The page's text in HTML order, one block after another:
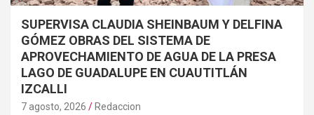
SUPERVISA CLAUDIA SHEINBAUM Y DELFINA
GÓMEZ OBRAS DEL SISTEMA DE
APROVECHAMIENTO DE AGUA DE LA PRESA
LAGO DE GUADALUPE EN CUAUTITLÁN
IZCALLI
7 agosto, 2026 Redaccion